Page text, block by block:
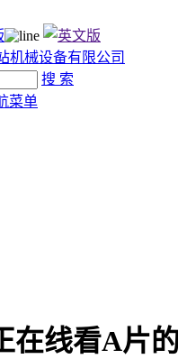
搜 索
菜单
在线看A片